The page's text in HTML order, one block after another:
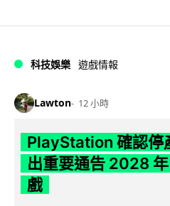
科技娛樂 遊戲情報
Lawton 12 小時
PlayStation 確認停
出重要通告 2028
戲